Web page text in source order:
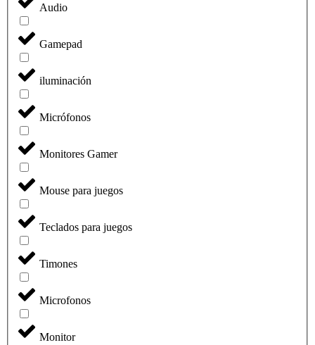
Audio
Gamepad
iluminación
Micrófonos
Monitores Gamer
Mouse para juegos
Teclados para juegos
Timones
Microfonos
Monitor